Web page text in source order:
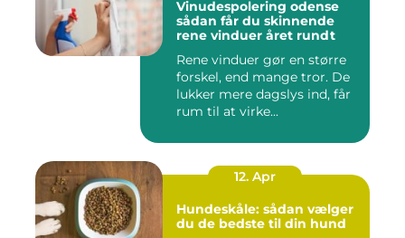
Vinudespolering odense
sådan får du skinnende
rene vinduer året rundt
Rene vinduer gør en større
forskel, end mange tror. De
lukker mere dagslys ind, får
rum til at virke...
12. Apr
Hundeskåle: sådan vælger
du de bedste til din hund